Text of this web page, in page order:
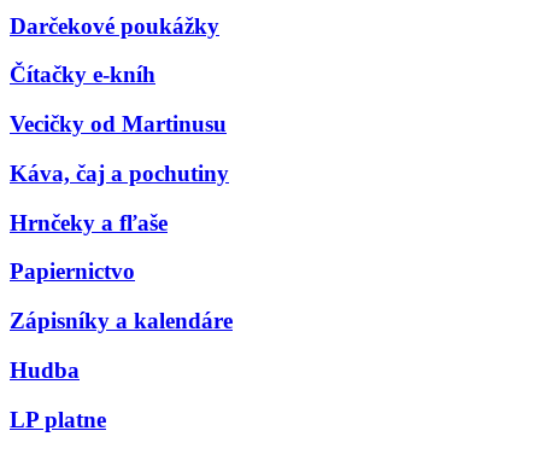
Darčekové poukážky
Čítačky e-kníh
Vecičky od Martinusu
Káva, čaj a pochutiny
Hrnčeky a fľaše
Papiernictvo
Zápisníky a kalendáre
Hudba
LP platne